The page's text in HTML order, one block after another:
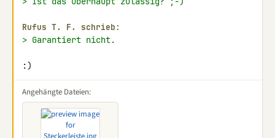
Rufus Τ. F. schrieb:
> Garantiert nicht.
:)
Angehängte Dateien: